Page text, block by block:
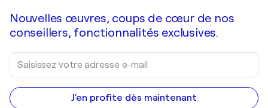
Nouvelles œuvres, coups de cœur de nos
conseillers, fonctionnalités exclusives.
J'en profite dès maintenant